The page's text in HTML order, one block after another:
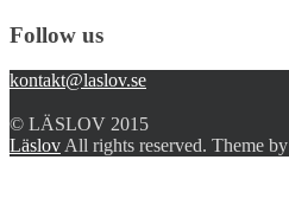
Follow us
kontakt@laslov.se
© LÄSLOV 2015
Läslov All rights reserved. Theme by